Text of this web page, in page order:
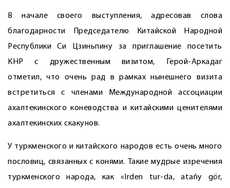
В начале своего выступления, адресовав слова
благодарности Председателю Китайской Народной
Республики Си Цзиньпину за приглашение посетить
КНР с дружественным визитом, Герой-Аркадаг
отметил, что очень рад в рамках нынешнего визита
встретиться с членами Международной ассоциации
ахалтекинского коневодства и китайскими ценителями
ахалтекинских скакунов.
У туркменского и китайского народов есть очень много
пословиц, связанных с конями. Такие мудрые изречения
туркменского народа, как «Irden tur-da, ataňy gör,